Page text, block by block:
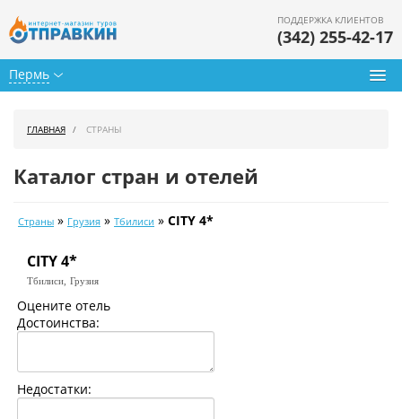
Пермь
ПОДДЕРЖКА КЛИЕНТОВ
(342) 255-42-17
Календарь туров
Цены дня
Страны
ГЛАВНАЯ СТРАНЫ
Каталог стран и отелей
Страны » Грузия » Тбилиси » CITY 4*
CITY 4*
Тбилиси, Грузия
Оцените отель
Достоинства:
Недостатки: